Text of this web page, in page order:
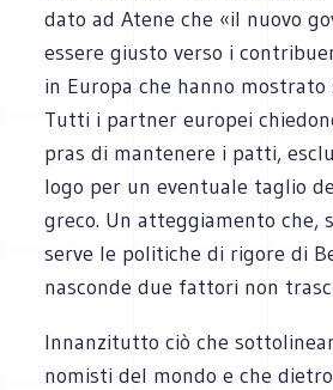
dato ad Atene che «il nuovo
essere giu­sto verso i
in Europa che hanno mostrato
Tutti i part­ner euro­pei
pras di man­te­nere i patti,
logo per un even­tuale taglio
greco. Un atteg­gia­mento che,
serve le politiche di rigore di
nasconde due fat­tori non
Innan­zi­tutto ciò che
no­mi­sti del mondo e che